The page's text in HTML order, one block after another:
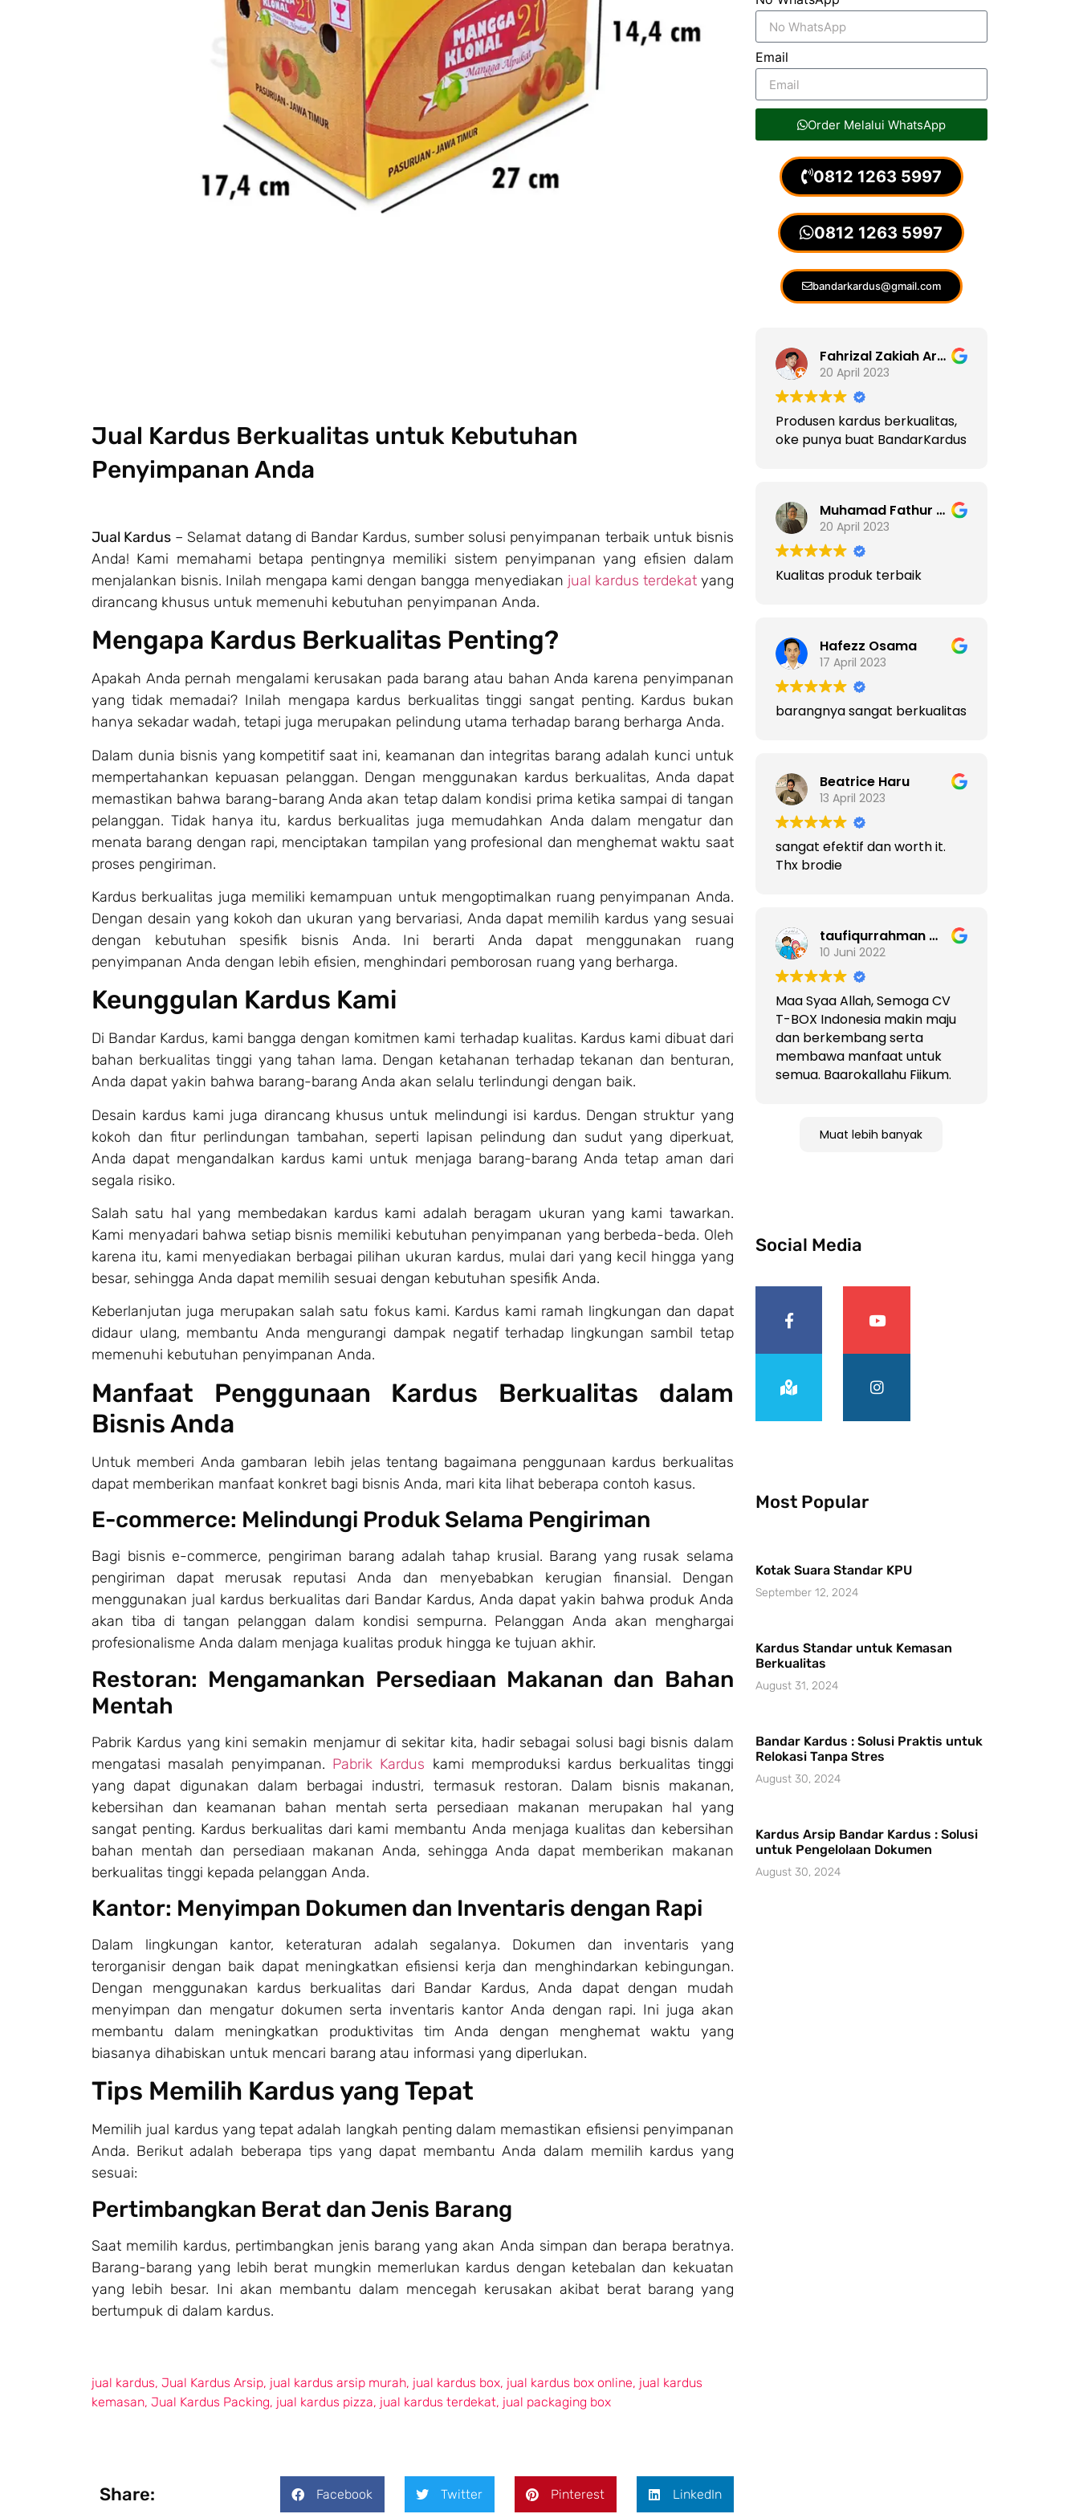
Jual Kardus Berkualitas untuk Kebutuhan
Penyimpanan Anda
Jual Kardus – Selamat datang di Bandar Kardus, sumber solusi penyimpanan terbaik untuk bisnis
Anda! Kami memahami betapa pentingnya memiliki sistem penyimpanan yang efisien dalam
menjalankan bisnis. Inilah mengapa kami dengan bangga menyediakan jual kardus terdekatyang
dirancang khusus untuk memenuhi kebutuhan penyimpanan Anda.
Mengapa Kardus Berkualitas Penting?
Apakah Anda pernah mengalami kerusakan pada barang atau bahan Anda karena penyimpanan
yang tidak memadai? Inilah mengapa kardus berkualitas tinggi sangat penting. Kardus bukan
hanya sekadar wadah, tetapi juga merupakan pelindung utama terhadap barang berharga Anda.
Dalam dunia bisnis yang kompetitif saat ini, keamanan dan integritas barang adalah kunci untuk
mempertahankan kepuasan pelanggan. Dengan menggunakan kardus berkualitas, Anda dapat
memastikan bahwa barang-barang Anda akan tetap dalam kondisi prima ketika sampai di tangan
pelanggan. Tidak hanya itu, kardus berkualitas juga memudahkan Anda dalam mengatur dan
menata barang dengan rapi, menciptakan tampilan yang profesional dan menghemat waktu saat
proses pengiriman.
Kardus berkualitas juga memiliki kemampuan untuk mengoptimalkan ruang penyimpanan Anda.
Dengan desain yang kokoh dan ukuran yang bervariasi, Anda dapat memilih kardus yang sesuai
dengan kebutuhan spesifik bisnis Anda. Ini berarti Anda dapat menggunakan ruang
penyimpanan Anda dengan lebih efisien, menghindari pemborosan ruang yang berharga.
Keunggulan Kardus Kami
Di Bandar Kardus, kami bangga dengan komitmen kami terhadap kualitas. Kardus kami dibuat dari
bahan berkualitas tinggi yang tahan lama. Dengan ketahanan terhadap tekanan dan benturan,
Anda dapat yakin bahwa barang-barang Anda akan selalu terlindungi dengan baik.
Desain kardus kami juga dirancang khusus untuk melindungi isi kardus. Dengan struktur yang
kokoh dan fitur perlindungan tambahan, seperti lapisan pelindung dan sudut yang diperkuat,
Anda dapat mengandalkan kardus kami untuk menjaga barang-barang Anda tetap aman dari
segala risiko.
Salah satu hal yang membedakan kardus kami adalah beragam ukuran yang kami tawarkan.
Kami menyadari bahwa setiap bisnis memiliki kebutuhan penyimpanan yang berbeda-beda. Oleh
karena itu, kami menyediakan berbagai pilihan ukuran kardus, mulai dari yang kecil hingga yang
besar, sehingga Anda dapat memilih sesuai dengan kebutuhan spesifik Anda.
Keberlanjutan juga merupakan salah satu fokus kami. Kardus kami ramah lingkungan dan dapat
didaur ulang, membantu Anda mengurangi dampak negatif terhadap lingkungan sambil tetap
memenuhi kebutuhan penyimpanan Anda.
Manfaat Penggunaan Kardus Berkualitas dalam
Bisnis Anda
Untuk memberi Anda gambaran lebih jelas tentang bagaimana penggunaan kardus berkualitas
dapat memberikan manfaat konkret bagi bisnis Anda, mari kita lihat beberapa contoh kasus.
E-commerce: Melindungi Produk Selama Pengiriman
Bagi bisnis e-commerce, pengiriman barang adalah tahap krusial. Barang yang rusak selama
pengiriman dapat merusak reputasi Anda dan menyebabkan kerugian finansial. Dengan
menggunakan jual kardus berkualitas dari Bandar Kardus, Anda dapat yakin bahwa produk Anda
akan tiba di tangan pelanggan dalam kondisi sempurna. Pelanggan Anda akan menghargai
profesionalisme Anda dalam menjaga kualitas produk hingga ke tujuan akhir.
Restoran: Mengamankan Persediaan Makanan dan Bahan
Mentah
Pabrik Kardus yang kini semakin menjamur di sekitar kita, hadir sebagai solusi bagi bisnis dalam
mengatasi masalah penyimpanan. Pabrik Kardus kami memproduksi kardus berkualitas tinggi
yang dapat digunakan dalam berbagai industri, termasuk restoran. Dalam bisnis makanan,
kebersihan dan keamanan bahan mentah serta persediaan makanan merupakan hal yang
sangat penting. Kardus berkualitas dari kami membantu Anda menjaga kualitas dan kebersihan
bahan mentah dan persediaan makanan Anda, sehingga Anda dapat memberikan makanan
berkualitas tinggi kepada pelanggan Anda.
Kantor: Menyimpan Dokumen dan Inventaris dengan Rapi
Dalam lingkungan kantor, keteraturan adalah segalanya. Dokumen dan inventaris yang
terorganisir dengan baik dapat meningkatkan efisiensi kerja dan menghindarkan kebingungan.
Dengan menggunakan kardus berkualitas dari Bandar Kardus, Anda dapat dengan mudah
menyimpan dan mengatur dokumen serta inventaris kantor Anda dengan rapi. Ini juga akan
membantu dalam meningkatkan produktivitas tim Anda dengan menghemat waktu yang
biasanya dihabiskan untuk mencari barang atau informasi yang diperlukan.
Tips Memilih Kardus yang Tepat
Memilih jual kardus yang tepat adalah langkah penting dalam memastikan efisiensi penyimpanan
Anda. Berikut adalah beberapa tips yang dapat membantu Anda dalam memilih kardus yang
sesuai:
Pertimbangkan Berat dan Jenis Barang
Saat memilih kardus, pertimbangkan jenis barang yang akan Anda simpan dan berapa beratnya.
Barang-barang yang lebih berat mungkin memerlukan kardus dengan ketebalan dan kekuatan
yang lebih besar. Ini akan membantu dalam mencegah kerusakan akibat berat barang yang
bertumpuk di dalam kardus.
jual kardus,Jual Kardus Arsip, jual kardus arsip murah, jual kardus box, jual kardus box online, jual kardus
kemasan,Jual Kardus Packing, jual kardus pizza, jual kardus terdekat, jual packaging box
Share: Facebook Twitter Pinterest LinkedIn
Email
Order Melalui WhatsApp
0812 1263 5997
0812 1263 5997
bandarkardus@gmail.com
Fahrizal Zakiah Arsyad
20 April 2023
Produsen kardus berkualitas,
oke punya buat BandarKardus
Muhamad Fathur Rahman
20 April 2023
Kualitas produk terbaik
Hafezz Osama
17 April 2023
barangnya sangat berkualitas
Beatrice Haru
13 April 2023
sangat efektif dan worth it.
Thx brodie
taufiqurrahman mz
10 Juni 2022
Maa Syaa Allah, Semoga CV
T-BOX Indonesia makin maju
dan berkembang serta
membawa manfaat untuk
semua. Baarokallahu Fiikum.
Muat lebih banyak
Social Media
Most Popular
Kotak Suara Standar KPU
September 12, 2024
Kardus Standar untuk Kemasan
Berkualitas
August 31, 2024
Bandar Kardus : Solusi Praktis untuk
Relokasi Tanpa Stres
August 30, 2024
Kardus Arsip Bandar Kardus : Solusi
untuk Pengelolaan Dokumen
August 30, 2024